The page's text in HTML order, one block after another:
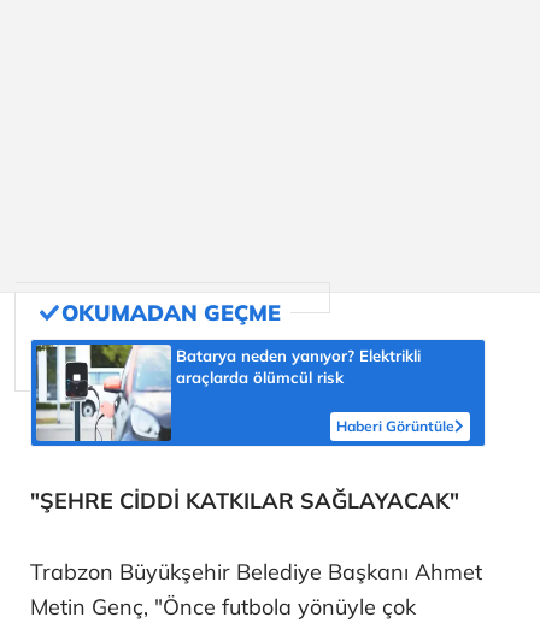
Batarya neden yanıyor? Elektrikli
araçlarda ölümcül risk
Haberi Görüntüle
"ŞEHRE CİDDİ KATKILAR SAĞLAYACAK"
Trabzon Büyükşehir Belediye Başkanı Ahmet
Metin Genç, "Önce futbola yönüyle çok